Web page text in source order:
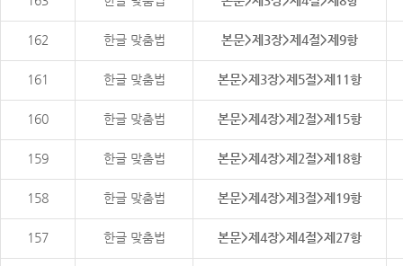
162 한글 맞춤법 본문>제3장>제4절>제9항
161 한글 맞춤법 본문>제3장>제5절>제11항
160 한글 맞춤법 본문>제4장>제2절>제15항
159 한글 맞춤법 본문>제4장>제2절>제18항
158 한글 맞춤법 본문>제4장>제3절>제19항
157 한글 맞춤법 본문>제4장>제4절>제27항